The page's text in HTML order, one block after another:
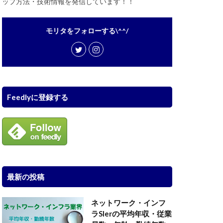
モリタをフォローする\^^/
Feedlyに登録する
最新の投稿
ネットワーク・インフ
ラSIerの平均年収・従業